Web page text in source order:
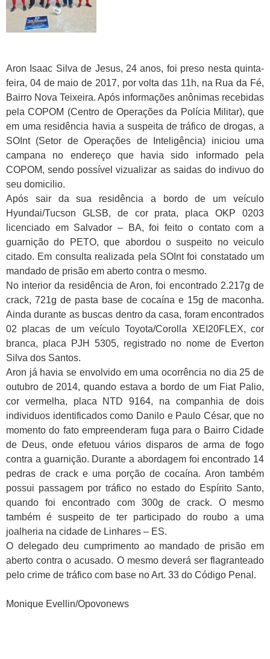
Aron Isaac Silva de Jesus, 24 anos, foi preso nesta quinta-
feira, 04 de maio de 2017, por volta das 11h, na Rua da Fé,
Bairro Nova Teixeira. Após informações anônimas recebidas
pela COPOM (Centro de Operações da Polícia Militar), que
em uma residência havia a suspeita de tráfico de drogas, a
SOInt (Setor de Operações de Inteligência) iniciou uma
campana no endereço que havia sido informado pela
COPOM, sendo possível vizualizar as saidas do indivuo do
seu domicilio.
Após sair da sua residência a bordo de um veículo
Hyundai/Tucson GLSB, de cor prata, placa OKP 0203
licenciado em Salvador – BA, foi feito o contato com a
guarnição do PETO, que abordou o suspeito no veiculo
citado. Em consulta realizada pela SOInt foi constatado um
mandado de prisão em aberto contra o mesmo.
No interior da residência de Aron, foi encontrado 2.217g de
crack, 721g de pasta base de cocaína e 15g de maconha.
Ainda durante as buscas dentro da casa, foram encontrados
02 placas de um veículo Toyota/Corolla XEI20FLEX, cor
branca, placa PJH 5305, registrado no nome de Everton
Silva dos Santos.
Aron já havia se envolvido em uma ocorrência no dia 25 de
outubro de 2014, quando estava a bordo de um Fiat Palio,
cor vermelha, placa NTD 9164, na companhia de dois
individuos identificados como Danilo e Paulo César, que no
momento do fato empreenderam fuga para o Bairro Cidade
de Deus, onde efetuou vários disparos de arma de fogo
contra a guarnição. Durante a abordagem foi encontrado 14
pedras de crack e uma porção de cocaína. Aron também
possui passagem por tráfico no estado do Espírito Santo,
quando foi encontrado com 300g de crack. O mesmo
também é suspeito de ter participado do roubo a uma
joalheria na cidade de Linhares – ES.
O delegado deu cumprimento ao mandado de prisão em
aberto contra o acusado. O mesmo deverá ser flagranteado
pelo crime de tráfico com base no Art. 33 do Código Penal.
Monique Evellin/Opovonews